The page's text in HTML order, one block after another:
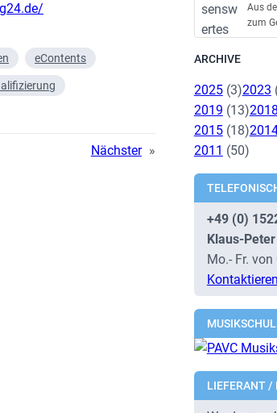
eContents
Nächster »
Aus
zum
ARCHIVE
2025(3)2023
2019 (13)2018
2015(18)
2011 (50)
+49 (0)
Klaus-
Mo.- Fr.
LIEFERANT /